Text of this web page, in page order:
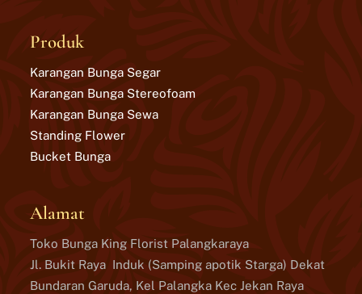
Produk
Karangan Bunga Segar
Karangan Bunga Stereofoam
Karangan Bunga Sewa
Standing Flower
Bucket Bunga
Alamat
Toko Bunga King Florist Palangkaraya
Jl. Bukit Raya Induk (Samping apotik Starga) Dekat
Bundaran Garuda, Kel Palangka Kec Jekan Raya